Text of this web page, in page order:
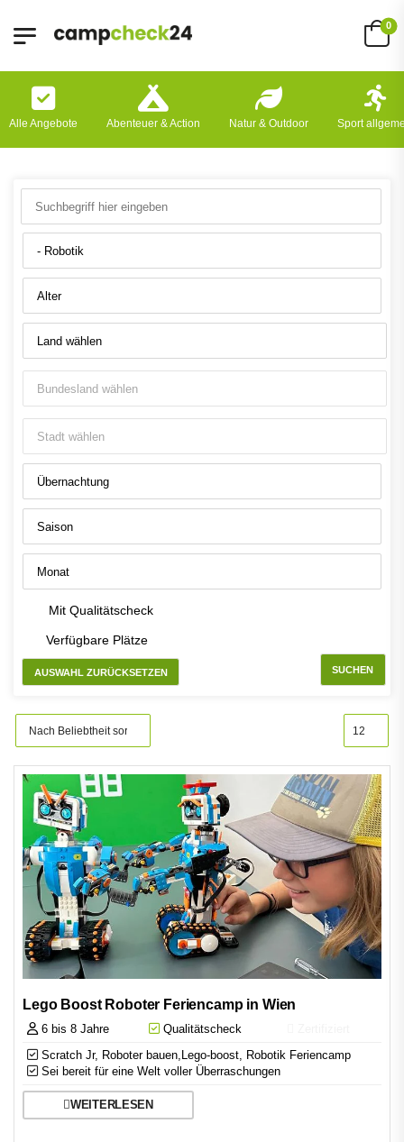
0
Alle Angebote Abenteuer & Action Natur & Outdoor Sport
Mit Qualitätscheck
Verfügbare Plätze
AUSWAHL ZURÜCKSETZEN SUCHEN
Lego Boost Roboter Feriencamp in Wien
6 bis 8 Jahre Qualitätscheck
Scratch Jr, Roboter bauen,Lego-boost, Robotik Feriencamp
Sei bereit für eine Welt voller Überraschungen
WEITERLESEN